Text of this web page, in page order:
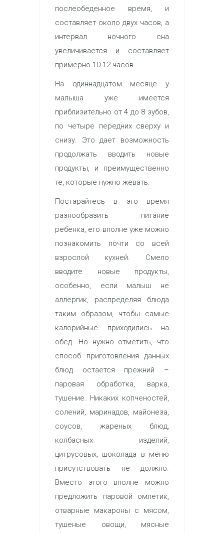
послеобеденное время, и
составляет около двух часов, а
интервал ночного сна
увеличивается и составляет
примерно 10-12 часов.
На одиннадцатом месяце у
малыша уже имеется
приблизительно от 4 до 8 зубов,
по четыре передних сверху и
снизу. Это дает возможность
продолжать вводить новые
продукты, и преимущественно
те, которые нужно жевать.
Постарайтесь в это время
разнообразить питание
ребенка, его вполне уже можно
познакомить почти со всей
взрослой кухней. Смело
вводите новые продукты,
особенно, если малыш не
аллергик, распределяя блюда
таким образом, чтобы самые
калорийные приходились на
обед. Но нужно отметить, что
способ приготовления данных
блюд остается прежний –
паровая обработка, варка,
тушение. Никаких копченостей,
солений, маринадов, майонеза,
соусов, жареных блюд,
колбасных изделий,
цитрусовых, шоколада в меню
присутствовать не должно.
Вместо этого вполне можно
предложить паровой омлетик,
отварные макароны с мясом,
тушеные овощи, мясные